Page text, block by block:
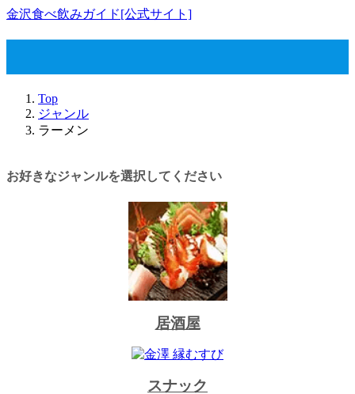
コ
ナ
金沢食べ飲みガイド[公式サイト]
Top
ジャンル
ラーメン
お好きなジャンルを選択してください
居酒屋
スナック